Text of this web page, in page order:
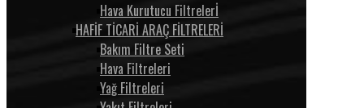
Hava Kurutucu Filtrelerİ
HAFİF TİCARİ ARAÇ FİLTRELERİ
Bakım Filtre Seti
Hava Filtreleri
Yağ Filtreleri